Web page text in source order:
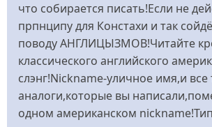
что собирается писать!Если не
прпнципу для Констахи и так
поводу АНГЛИЦЫЗМОВ!Читайте
классического английского
слэнг!Nickname-уличное имя,и все
аналоги,которые вы
одном американском